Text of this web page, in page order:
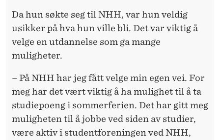
Da hun søkte seg til NHH, var hun veldig
usikker på hva hun ville bli. Det var viktig å
velge en utdannelse som ga mange
muligheter.
– På NHH har jeg fått velge min egen vei. For
meg har det vært viktig å ha mulighet til å ta
studiepoeng i sommerferien. Det har gitt meg
muligheten til å jobbe ved siden av studier,
være aktiv i studentforeningen ved NHH,